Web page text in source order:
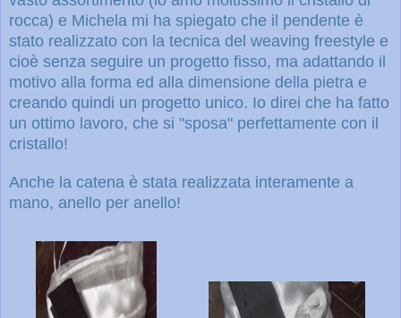
rocca) e Michela mi ha spiegato che il pendente è
stato realizzato con la tecnica del weaving freestyle e
cioè senza seguire un progetto fisso, ma adattando il
motivo alla forma ed alla dimensione della pietra e
creando quindi un progetto unico. Io direi che ha fatto
un ottimo lavoro, che si "sposa" perfettamente con il
cristallo!
Anche la catena è stata realizzata interamente a
mano, anello per anello!